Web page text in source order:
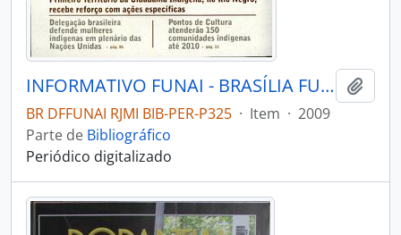
INFORMATIVO FUNAI - BRASÍLIA FUNAI - 2009 - Nº05
BR DFFUNAI RJMI BIB-PER-P325 · Item · 2009
Parte de Bibliográfico
Periódico digitalizado